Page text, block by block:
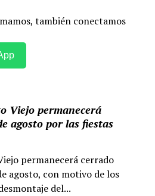
también conectamos
Viejo permanecerá
agosto por las fiestas
permanecerá cerrado
agosto, con motivo de los
del...